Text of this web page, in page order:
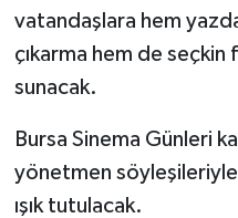
vatandaşlara hem
çıkarma hem de seçkin
sunacak.
Bursa Sinema Günleri
yönetmen söyleşileriyle
ışık tutulacak.